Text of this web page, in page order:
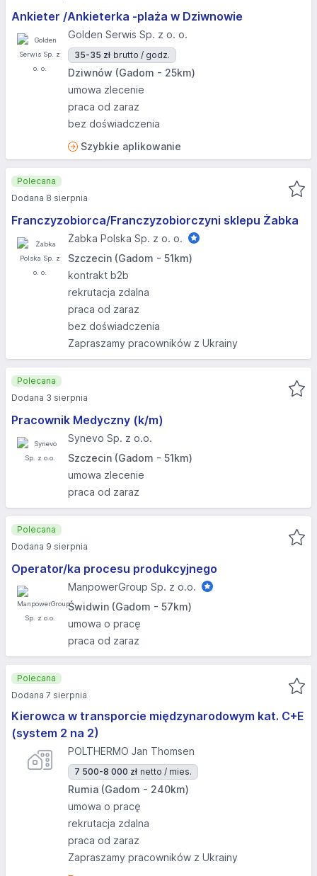
Ankieter /Ankieterka -plaża w Dziwnowie
Golden Serwis Sp. z o. o.
35-35 zł brutto / godz.
Dziwnów (Gadom - 25km)
umowa zlecenie
praca od zaraz
bez doświadczenia
Szybkie aplikowanie
Franczyzobiorca/Franczyzobiorczyni sklepu Żabka
Żabka Polska Sp. z o. o.
Szczecin (Gadom - 51km)
kontrakt b2b
rekrutacja zdalna
praca od zaraz
bez doświadczenia
Zapraszamy pracowników z Ukrainy
Polecana
Dodana 8 sierpnia
Pracownik Medyczny (k/m)
Synevo Sp. z o.o.
Szczecin (Gadom - 51km)
umowa zlecenie
praca od zaraz
Polecana
Dodana 3 sierpnia
Operator/ka procesu produkcyjnego
ManpowerGroup Sp. z o.o.
Świdwin (Gadom - 57km)
umowa o pracę
praca od zaraz
Polecana
Dodana 9 sierpnia
Kierowca w transporcie międzynarodowym kat. C+E
(system 2 na 2)
POLTHERMO Jan Thomsen
7 500-8 000 zł netto / mies.
Rumia (Gadom - 240km)
umowa o pracę
rekrutacja zdalna
praca od zaraz
Zapraszamy pracowników z Ukrainy
Polecana
Dodana 7 sierpnia